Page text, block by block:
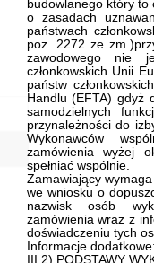
budowlanego który to
o zasadach
państwach
poz. 2272 ze
zawodowego nie
członkowskich Unii
państw
Handlu (EFTA) gdyż
samodzielnych
przynależności do
Wykonawców
zamówienia wyżej
spełniać wspólnie.
Zamawiający
we wniosku o
nazwisk osób
zamówienia wraz z
doświadczeniu tych
Informacje
III.2) PODSTAWY